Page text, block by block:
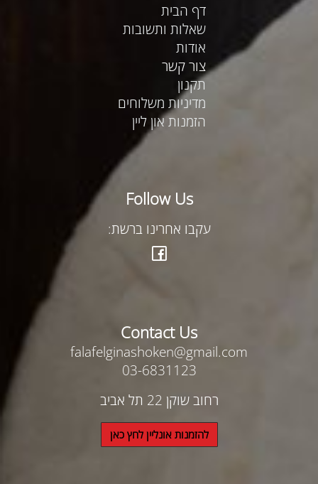
דף הבית
שאלות ותשובות
אודות
צור קשר
תקנון
מדיניות משלוחים
הזמנות און ליין
Follow Us
עקבו אחרינו ברשת:
Contact Us
falafelginashoken@gmail.com
03-6831123
רחוב שוקן 22 תל אביב
להזמנות אונליין לחץ כאן